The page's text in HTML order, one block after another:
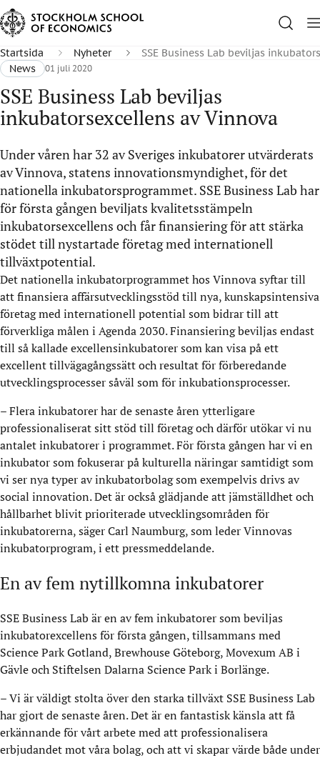
Startsida Nyheter
SSE Business Lab beviljas
News
01 juli 2020
SSE Business Lab beviljas
inkubatorsexcellens av Vinnova
Under våren har 32 av Sveriges inkubatorer utvärderats
av Vinnova, statens innovationsmyndighet, för det
nationella inkubatorsprogrammet. SSE Business Lab har
för första gången beviljats kvalitetsstämpeln
inkubatorsexcellens och får finansiering för att stärka
stödet till nystartade företag med internationell
tillväxtpotential.
Det nationella inkubatorprogrammet hos Vinnova syftar till
att finansiera affärsutvecklingsstöd till nya, kunskapsintensiva
företag med internationell potential som bidrar till att
förverkliga målen i Agenda 2030. Finansiering beviljas endast
till så kallade excellensinkubatorer som kan visa på ett
excellent tillvägagångssätt och resultat för förberedande
utvecklingsprocesser såväl som för inkubationsprocesser.
– Flera inkubatorer har de senaste åren ytterligare
professionaliserat sitt stöd till företag och därför utökar vi nu
antalet inkubatorer i programmet. För första gången har vi en
inkubator som fokuserar på kulturella näringar samtidigt som
vi ser nya typer av inkubatorbolag som exempelvis drivs av
social innovation. Det är också glädjande att jämställdhet och
hållbarhet blivit prioriterade utvecklingsområden för
inkubatorerna, säger Carl Naumburg, som leder Vinnovas
inkubatorprogram, i ett pressmeddelande.
En av fem nytillkomna inkubatorer
SSE Business Lab är en av fem inkubatorer som beviljas
inkubatorexcellens för första gången, tillsammans med
Science Park Gotland, Brewhouse Göteborg, Movexum AB i
Gävle och Stiftelsen Dalarna Science Park i Borlänge.
– Vi är väldigt stolta över den starka tillväxt SSE Business Lab
har gjort de senaste åren. Det är en fantastisk känsla att få
erkännande för vårt arbete med att professionalisera
erbjudandet mot våra bolag, och att vi skapar värde både under